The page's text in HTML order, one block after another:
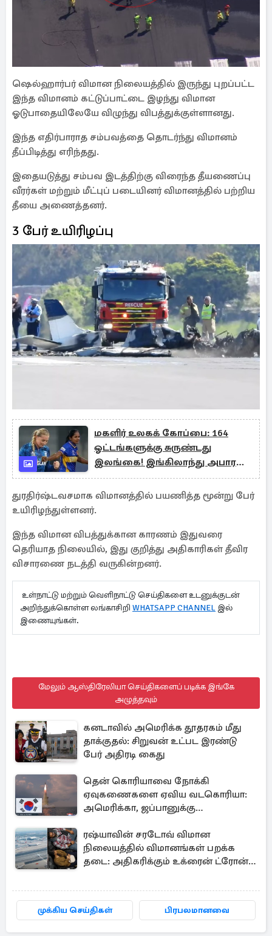
ஷெல்ஹார்பர் விமான நிலையத்தில் இருந்து புறப்பட்ட
இந்த விமானம் கட்டுப்பாட்டை இழந்து விமான
ஓடுபாதையிலேயே விழுந்து விபத்துக்குள்ளானது.
இந்த எதிர்பாராத சம்பவத்தை தொடர்ந்து விமானம்
தீப்பிடித்து எரிந்தது.
இதையடுத்து சம்பவ இடத்திற்கு விரைந்த தீயணைப்பு
வீரர்கள் மற்றும் மீட்புப் படையினர் விமானத்தில் பற்றிய
தீயை அணைத்தனர்.
3 பேர் உயிரிழப்பு
மகளிர் உலகக் கோப்பை: 164
ஓட்டங்களுக்கு சுருண்டது
இலங்கை! இங்கிலாந்து அபார
வெற்றி
துரதிர்ஷ்டவசமாக விமானத்தில் பயணித்த மூன்று பேர்
உயிரிழந்துள்ளனர்.
இந்த விமான விபத்துக்கான காரணம் இதுவரை
தெரியாத நிலையில், இது குறித்து அதிகாரிகள் தீவிர
விசாரணை நடத்தி வருகின்றனர்.
உள்நாட்டு மற்றும் வெளிநாட்டு செய்திகளை உடனுக்குடன்
அறிந்துக்கொள்ள லங்காசிறி WHATSAPP CHANNEL இல்
இணையுங்கள்.
மேலும் ஆஸ்திரேலியா செய்திகளைப் படிக்க இங்கே
அழுத்தவும்
கனடாவில் அமெரிக்க தூதரகம் மீது
தாக்குதல்: சிறுவன் உட்பட இரண்டு
பேர் அதிரடி கைது
தென் கொரியாவை நோக்கி
ஏவுகணைகளை ஏவிய வடகொரியா:
அமெரிக்கா, ஜப்பானுக்கு
ரஷ்யாவின் சரடோவ் விமான
நிலையத்தில் விமானங்கள் பறக்க
தடை: அதிகரிக்கும் உக்ரைன் ட்ரோன்
முக்கிய செய்திகள் பிரபலமானவை